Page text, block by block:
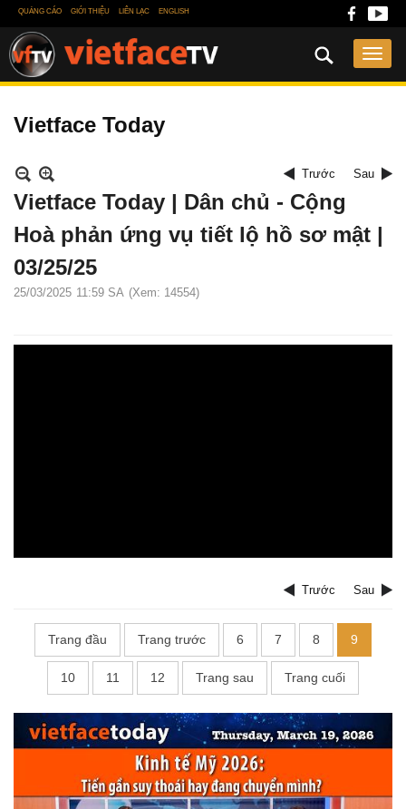
QUẢNG CÁO GIỚI THIỆU LIÊN LẠC ENGLISH
Vietface Today
Trước Sau
Vietface Today | Dân chủ - Cộng
Hoà phản ứng vụ tiết lộ hồ sơ mật |
03/25/25
25/03/2025 11:59 SA (Xem: 14554)
Trước Sau
Trang đầu Trang trước 6 7 8 9
10 11 12 Trang sau Trang cuối